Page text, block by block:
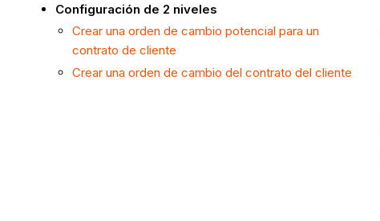
Configuración de 2 niveles
Crear una orden de cambio potencial para un
contrato de cliente
Crear una orden de cambio del contrato del cliente